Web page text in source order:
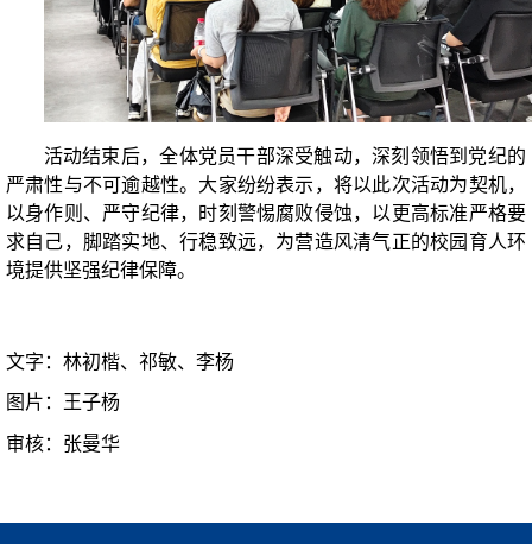
活动结束后，全体党员干部深受触动，深刻领悟到党纪的
严肃性与不可逾越性。大家纷纷表示，将以此次活动为契机，
以身作则、严守纪律，时刻警惕腐败侵蚀，以更高标准严格要
求自己，脚踏实地、行稳致远，为营造风清气正的校园育人环
境提供坚强纪律保障。
文字：林初楷、祁敏、李杨
图片：王子杨
审核：张曼华